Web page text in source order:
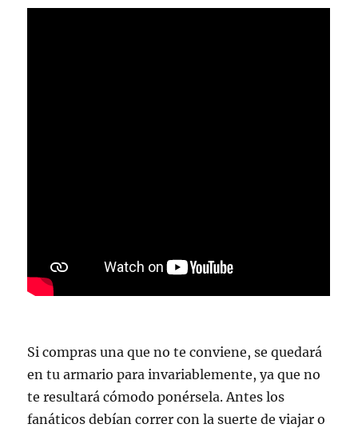
Si compras una que no te conviene, se quedará
en tu armario para invariablemente, ya que no
te resultará cómodo ponérsela. Antes los
fanáticos debían correr con la suerte de viajar o